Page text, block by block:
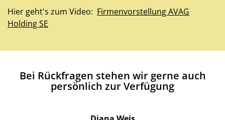
Hier geht's zum Video: Firmenvorstellung AVAG
Holding SE
Bei Rückfragen stehen wir gerne auch
persönlich zur Verfügung